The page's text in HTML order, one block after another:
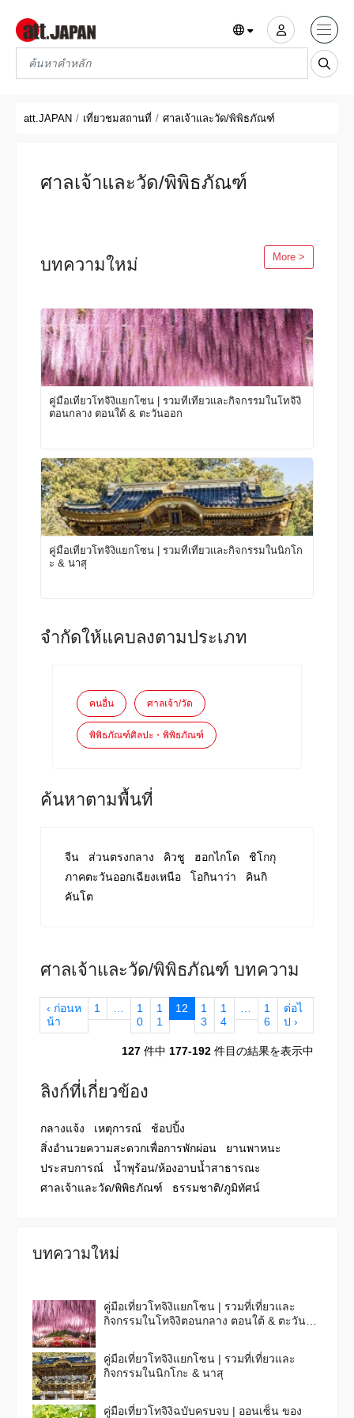
Translations title cont
att.JAPAN เที่ยวชมสถานที่ ศาลเจ้าและวัด/พิพิธภัณฑ์
ศาลเจ้าและวัด/พิพิธภัณฑ์
บทความใหม่ More >
คู่มือเที่ยวโทจิงิแยกโซน | รวมที่เที่ยวและกิจกรรมในโทจิงิ
ตอนกลาง ตอนใต้ & ตะวันออก
คู่มือเที่ยวโทจิงิแยกโซน | รวมที่เที่ยวและกิจกรรมในนิกโก
ะ & นาสุ
จำกัดให้แคบลงตามประเภท
คนอื่น ศาลเจ้า/วัด
พิพิธภัณฑ์ศิลปะ・พิพิธภัณฑ์
ค้นหาตามพื้นที่
จีน ส่วนตรงกลาง คิวชู ฮอกไกโด
ชิโกกุ
ภาคตะวันออกเฉียงเหนือ
โอกินาว่า
คินกิ
คันโต
ศาลเจ้าและวัด/พิพิธภัณฑ์ บทความ
‹ ก่อนห
น้า
1
1
0
1
1
12
1
3
1
4
1
6
ต่อไ
ป ›
127 件中 177-192 件目の結果を表示中
ลิงก์ที่เกี่ยวข้อง
กลางแจ้ง เหตุการณ์
ช้อปปิ้ง
สิ่งอำนวยความสะดวกเพื่อการพักผ่อน
ยานพาหนะ
ประสบการณ์
น้ำพุร้อน/ห้องอาบน้ำสาธารณะ
ศาลเจ้าและวัด/พิพิธภัณฑ์
ธรรมชาติ/ภูมิทัศน์
บทความใหม่
คู่มือเที่ยวโทจิงิแยกโซน | รวมที่เที่ยวและ
กิจกรรมในโทจิงิตอนกลาง ตอนใต้ & ตะวัน
คู่มือเที่ยวโทจิงิแยกโซน | รวมที่เที่ยวและ
กิจกรรมในนิกโกะ & นาสุ
คู่มือเที่ยวโทจิงิฉบับครบจบ | ออนเซ็น ของ